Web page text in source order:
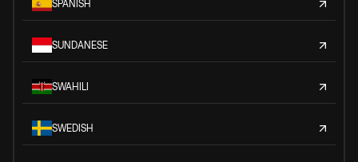
SPANISH
SUNDANESE
SWAHILI
SWEDISH